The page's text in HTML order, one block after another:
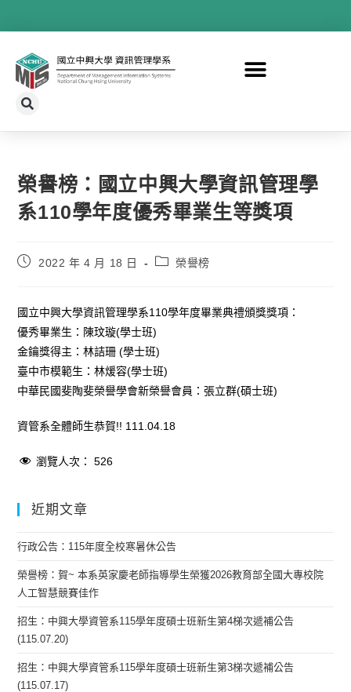
榮譽榜：國立中興大學資訊管理學
系110學年度優秀畢業生等獎項
2022 年 4 月 18 日 榮譽榜
國立中興大學資訊管理學系110學年度畢業典禮頒獎獎項：
優秀畢業生：陳玟璇(學士班)
金鑰獎得主：林詰珊 (學士班)
臺中市模範生：林煖容(學士班)
中華民國斐陶斐榮譽學會新榮譽會員：張立群(碩士班)
資管系全體師生恭賀!! 111.04.18
瀏覽人次： 526
近期文章
行政公告：115年度全校寒暑休公告
榮譽榜：賀~ 本系英家慶老師指導學生榮獲2026教育部全國大專校院
人工智慧競賽佳作
招生：中興大學資管系115學年度碩士班新生第4梯次遞補公告
(115.07.20)
招生：中興大學資管系115學年度碩士班新生第3梯次遞補公告
(115.07.17)